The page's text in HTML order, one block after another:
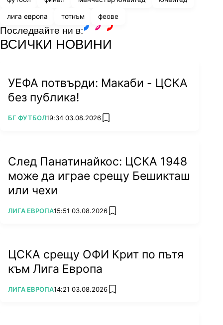
лига европа тотнъм феове
Последвайте ни в:
ВСИЧКИ НОВИНИ
УЕФА потвърди: Макаби - ЦСКА
без публика!
ПОВЕЧЕ ОТ
БГ ФУТБОЛ19:34 03.08.2026 add favorites
След Панатинайкос: ЦСКА 1948
може да играе срещу Бешикташ
или чехи
ПОВЕЧЕ ОТ
ЛИГА ЕВРОПА15:51 03.08.2026 add favorites
ЦСКА срещу ОФИ Крит по пътя
към Лига Европа
ПОВЕЧЕ ОТ
ЛИГА ЕВРОПА14:21 03.08.2026 add favorites